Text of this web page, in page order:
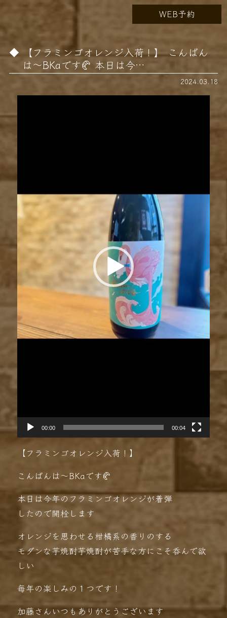
WEB予約
【フラミンゴオレンジ入荷！】 こんばん
は〜BKaです🥐 本日は今…
2024.03.18
画
ー
00:00 00:04
【フラミンゴオレンジ入荷！】
こんばんは〜BKaです🥐
本日は今年のフラミンゴオレンジが着弾️
したので開栓します
オレンジを思わせる柑橘系の香りのする
モダンな芋焼酎芋焼酎が苦手な方にこそ呑んで欲
しい
毎年の楽しみの１つです！
加藤さんいつもありがとうございます